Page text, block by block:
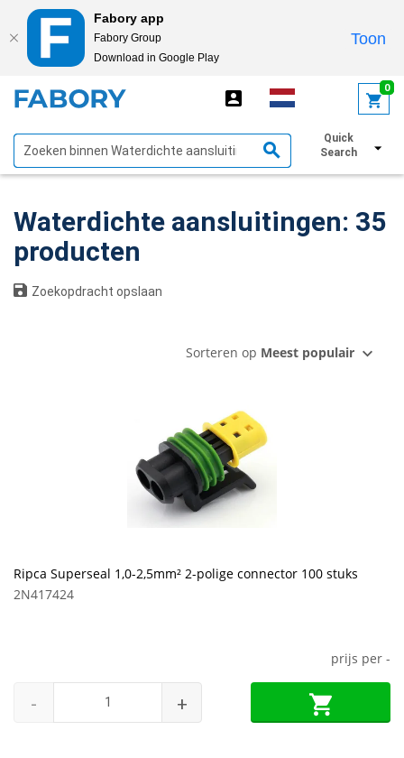
Fabory app
Fabory Group
Download in Google Play
Toon
0
Quick
Search
Toon filters
Waterdichte aansluitingen: 35
producten
Zoekopdracht opslaan
Sorteren op Meest populair
Ripca Superseal 1,0-2,5mm² 2-polige connector 100 stuks
2N417424
prijs per -
- +